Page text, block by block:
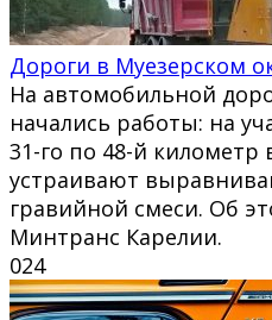
Дороги в Муезерском
На автомобильной
начались работы: на
31-го по 48-й
устраивают
гравийной смеси. Об
Минтранс Карелии.
024